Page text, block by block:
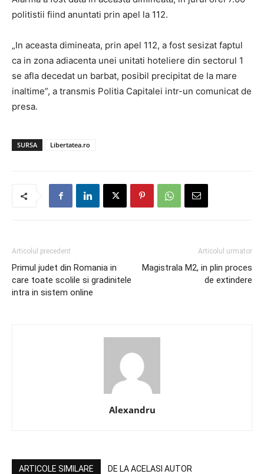
politistii fiind anuntati prin apel la 112.
„In aceasta dimineata, prin apel 112, a fost sesizat faptul
ca in zona adiacenta unei unitati hoteliere din sectorul 1
se afla decedat un barbat, posibil precipitat de la mare
inaltime”, a transmis Politia Capitalei intr-un comunicat de
presa.
SURSA Libertatea.ro
Articolul precedent
Primul judet din Romania in
care toate scolile si gradinitele
intra in sistem online
Articolul urmator
Magistrala M2, in plin proces
de extindere
Alexandru
ARTICOLE SIMILARE DE LA ACELASI AUTOR